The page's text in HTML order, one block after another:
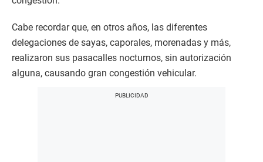
Cabe recordar que, en otros años, las diferentes
delegaciones de sayas, caporales, morenadas y más,
realizaron sus pasacalles nocturnos, sin autorización
alguna, causando gran congestión vehicular.